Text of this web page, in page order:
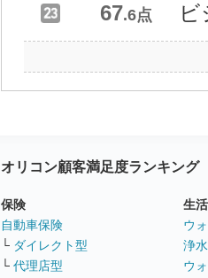
67.6点 ビ
オリコン顧客満足度ランキング
保険
自動車保険
└ ダイレクト型
└ 代理店型
生活
ウ
浄
ウ